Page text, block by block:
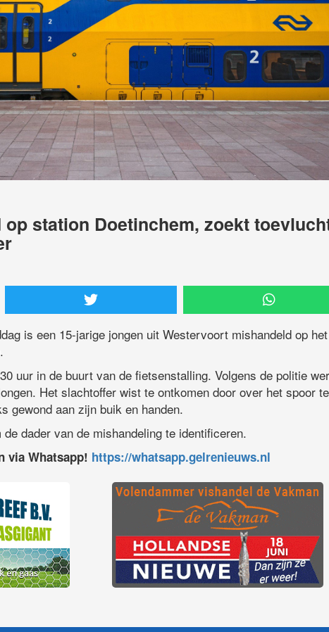
station Doetinchem, zoekt
is een 15-jarige jongen uit Westervoort mishandeld op het
uur in de buurt van de fietsenstalling. Volgens de politie
Het slachtoffer wist te ontkomen door over het spoor te
gewond aan zijn buik en handen.
dader van de mishandeling te identificeren.
via Whatsapp! https://whatsapp.gelrenieuws.nl